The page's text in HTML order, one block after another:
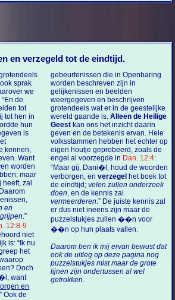
en verzegeld tot de eindtijd.
sprak
we
“En de
tot
tot hen in
is
kennen,
worden
maar
en
.”
12:8-9
niet
nu
het
Doch
want
en
de
gebeurtenissen die in Openbaring
worden beschreven zijn in
gelijkenissen en beelden
weergegeven en beschrijven
grotendeels wat er in de geestelijke
wereld gaande is. Alleen de Heilige
Geestkan ons het inzicht daarin
geven en de betekenis ervan. Hele
volksstammen hebben het echter op
eigen houtje geprobeerd, zoals de
engel al voorzegde in
Dan. 12:4:
“Maar gij, Dani�l, houd de woorden
verborgen, en verzegel het boek tot
de eindtijd; velen zullen onderzoek
doen, en de kennis zal
vermeerderen.” De juiste kennis zal
er dus niet ineens zijn maar de
puzzelstukjes zullen ��n voor
��n op hun plaats vallen.
Daarom ben ik mij ervan bewust dat
ook de uitleg op deze pagina nog
puzzelstukjes mist maar de grote
lijnen zijn ondertussen al wel
getrokken.